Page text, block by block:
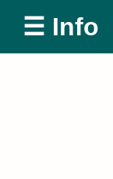
☰ Info